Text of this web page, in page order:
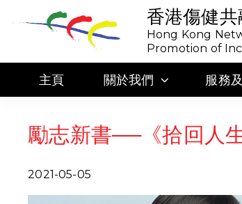
香港傷健
Hong Kong
Promotion of
主頁 關於我們 服務
勵志新書──《拾回人
2021-05-05